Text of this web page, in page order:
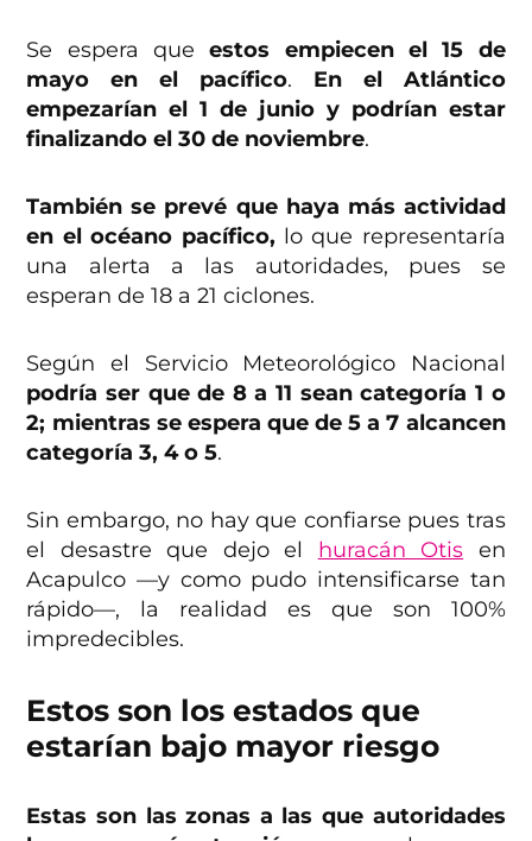
Se espera queestos empiecen el 15 de
mayo en el pacífico. En el Atlántico
empezarían el 1 de junio y podrían estar
finalizando el 30 de noviembre.
También se prevé que haya más actividad
en el océano pacífico, lo que representaría
una alerta a las autoridades, pues se
esperan de 18 a 21 ciclones.
Según el Servicio Meteorológico Nacional
podría ser que de 8 a 11 sean categoría 1 o
2; mientras se espera que de 5 a 7 alcancen
categoría 3, 4 o 5.
Sin embargo, no hay que confiarse pues tras
el desastre que dejo el huracán Otis en
Acapulco —y como pudo intensificarse tan
rápido—, la realidad es que son 100%
impredecibles.
Estos son los estados que
estarían bajo mayor riesgo
Estas son las zonas a las que autoridades